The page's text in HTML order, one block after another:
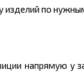
изделий по
напрямую у